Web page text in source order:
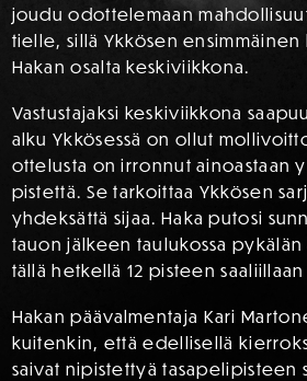
joudu odottelemaan
tielle, sillä Ykkösen
Hakan osalta keskiviikkona.
Vastustajaksi keskiviikkona
alku Ykkösessä on ollut
ottelusta on irronnut ainoastaan
pistettä. Se tarkoittaa Ykkösen
yhdeksättä sijaa. Haka putosi
tauon jälkeen taulukossa
tällä hetkellä 12 pisteen
Hakan päävalmentaja Kari
kuitenkin, että edellisellä
saivat nipistettyä tasapelipisteen